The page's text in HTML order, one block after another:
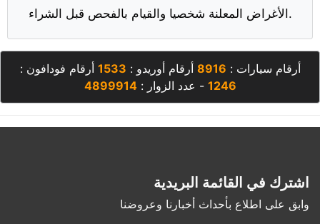
الأغراض المعلنة شخصيا والقيام بالفحص قبل الشراء.
أرقام سيارات : 8916 أرقام أوريدو : 1533 أرقام فودافون :
1246 - عدد الزوار :4899914
اشترك في القائمة البريدية
وابق على اطلاع بأحداث أخبارنا وعروضنا